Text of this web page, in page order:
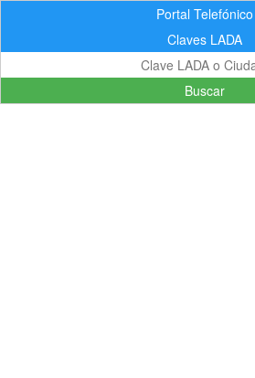
Portal Telefónico
Claves LADA
Buscar